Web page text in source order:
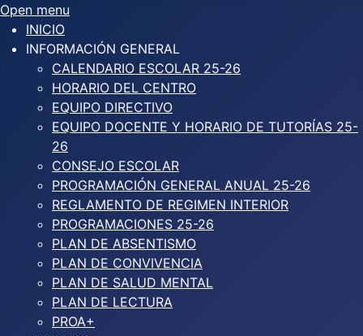
Open menu
INICIO
INFORMACIÓN GENERAL
CALENDARIO ESCOLAR 25-26
HORARIO DEL CENTRO
EQUIPO DIRECTIVO
EQUIPO DOCENTE Y HORARIO DE TUTORÍAS 25-
26
CONSEJO ESCOLAR
PROGRAMACIÓN GENERAL ANUAL 25-26
REGLAMENTO DE REGIMEN INTERIOR
PROGRAMACIONES 25-26
PLAN DE ABSENTISMO
PLAN DE CONVIVENCIA
PLAN DE SALUD MENTAL
PLAN DE LECTURA
PROA+